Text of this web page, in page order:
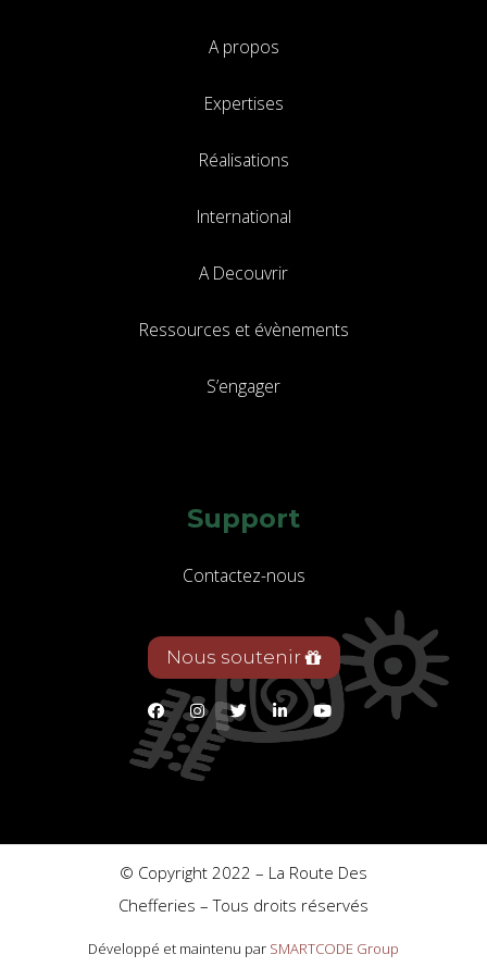
A propos
Expertises
Réalisations
International
A Decouvrir
Ressources et évènements
S’engager
Support
Contactez-nous
Nous soutenir
© Copyright 2022 – La Route Des
Chefferies – Tous droits réservés
Développé et maintenu par SMARTCODE Group